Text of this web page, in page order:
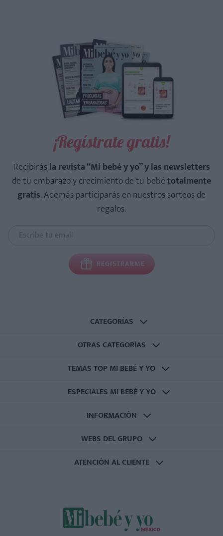
¡Regístrate gratis!
Recibirásla revista “Mi bebé y yo” y las newsletters
de tu embarazo y crecimiento de tu bebétotalmente
gratis. Además participarás en nuestros sorteos de
regalos.
REGISTRARME
CATEGORÍAS
OTRAS CATEGORÍAS
TEMAS TOP MI BEBÉ Y YO
ESPECIALES MI BEBÉ Y YO
INFORMACIÓN
WEBS DEL GRUPO
ATENCIÓN AL CLIENTE